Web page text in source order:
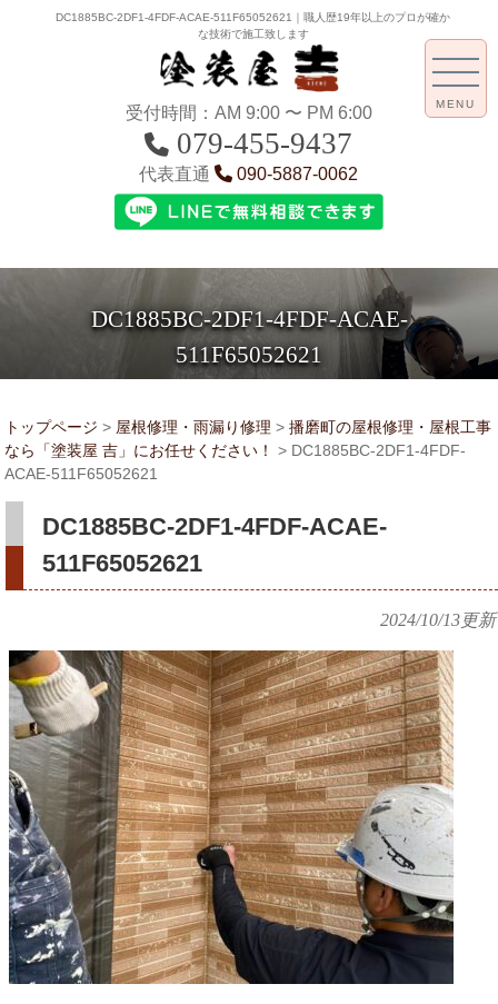
DC1885BC-2DF1-4FDF-ACAE-511F65052621｜職人歴19年以上のプロが確か
な技術で施工致します
受付時間：AM 9:00 〜 PM 6:00
079-455-9437
代表直通 090-5887-0062
DC1885BC-2DF1-4FDF-ACAE-
511F65052621
MENU
トップページ > 屋根修理・雨漏り修理 > 播磨町の屋根修理・屋根工事
なら「塗装屋 吉」にお任せください！
> DC1885BC-2DF1-4FDF-
ACAE-511F65052621
DC1885BC-2DF1-4FDF-ACAE-
511F65052621
2024/10/13更新